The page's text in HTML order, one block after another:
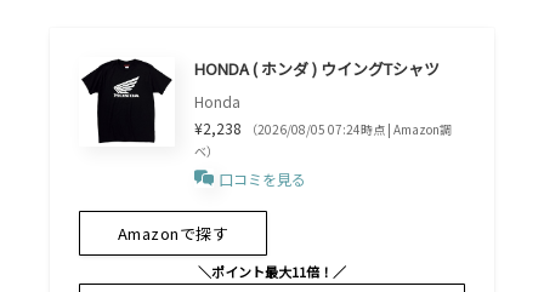
HONDA ( ホンダ ) ウイングTシャツ
Honda
¥2,238
（2026/08/05 07:24時点 | Amazon調
べ）
口コミを見る
Amazonで探す
＼ポイント最大11倍！／